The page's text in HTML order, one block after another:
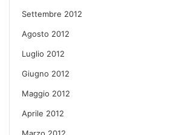
Settembre 2012
Agosto 2012
Luglio 2012
Giugno 2012
Maggio 2012
Aprile 2012